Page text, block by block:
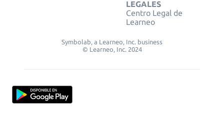
LEGALES
Centro Legal de
Learneo
Symbolab, a Learneo, Inc. business
© Learneo, Inc. 2024